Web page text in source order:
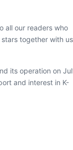
all our readers who
together with us
its operation on
and interest in K-